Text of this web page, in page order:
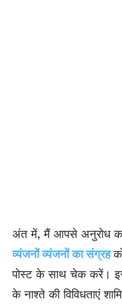
अंत में, मैं आपसे अनुरोध
व्यंजनों व्यंजनों का संग्रह
पोस्ट के साथ चेक करें।
के नाश्ते की विविधताएं